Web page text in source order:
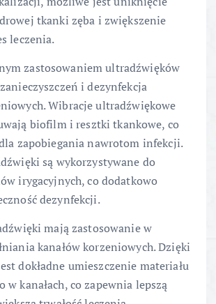
tkanki zęba i zwiększenie
leczenia.
zastosowaniem ultradźwięków
i dezynfekcja
Wibracje ultradźwiękowe
biofilm i resztki tkankowe, co
zapobiegania nawrotom infekcji.
są wykorzystywane do
irygacyjnych, co dodatkowo
dezynfekcji.
mają zastosowanie w
kanałów korzeniowych. Dzięki
dokładne umieszczenie materiału
w kanałach, co zapewnia lepszą